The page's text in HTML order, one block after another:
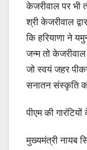
केजरीवाल पर भी
श्री केजरीवाल
कि हरियाणा ने
जन्म तो
जो स्वयं जहर
सनातन संस्कृति
पीएम की
मुख्यमंत्री नायब